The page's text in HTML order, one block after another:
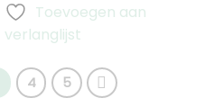
Toevoegen aan
verlanglijst
4 5